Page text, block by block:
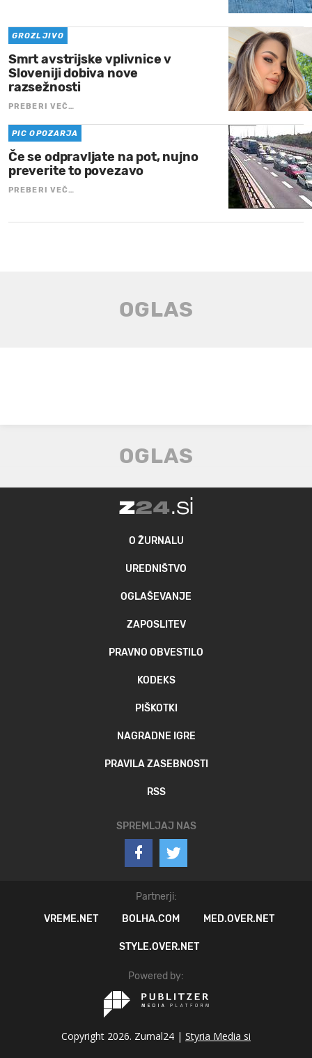
GROZLJIVO
Smrt avstrijske vplivnice v
Sloveniji dobiva nove
razsežnosti
PREBERI VEČ…
PIC OPOZARJA
Če se odpravljate na pot, nujno
preverite to povezavo
PREBERI VEČ…
O ŽURNALU
UREDNIŠTVO
OGLAŠEVANJE
ZAPOSLITEV
PRAVNO OBVESTILO
KODEKS
PIŠKOTKI
NAGRADNE IGRE
PRAVILA ZASEBNOSTI
RSS
SPREMLJAJ NAS
Partnerji:
VREME.NET
BOLHA.COM MED.OVER.NET
STYLE.OVER.NET
Powered by:
Copyright 2026. Zurnal24 | Styria Media si